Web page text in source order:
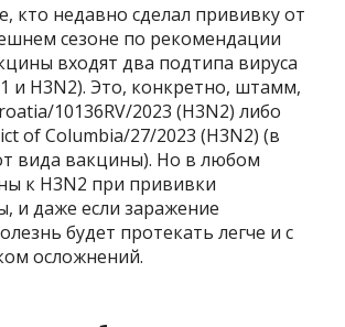
кто недавно сделал прививку от
сезоне по рекомендации
входят два подтипа вируса
и H3N2). Это, конкретно, штамм,
10136RV/2023 (H3N2) либо
of Columbia/27/2023 (H3N2) (в
вида вакцины). Но в любом
к H3N2 при прививки
и даже если заражение
будет протекать легче и с
осложнений.